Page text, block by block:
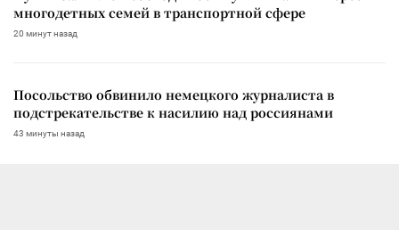
многодетных семей в транспортной сфере
20 минут назад
Посольство обвинило немецкого журналиста в
подстрекательстве к насилию над россиянами
43 минуты назад